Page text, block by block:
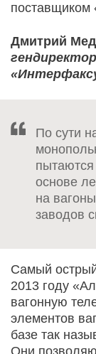
поставщиком
Дмитрий
По сути
основе
на
заводов
Самый
2013 году
вагонную
элементов
базе так